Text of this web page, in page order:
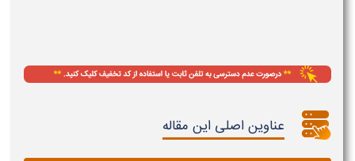
عناوین اصلی این مقاله